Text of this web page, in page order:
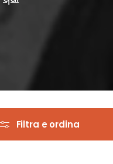
Filtra e ordina